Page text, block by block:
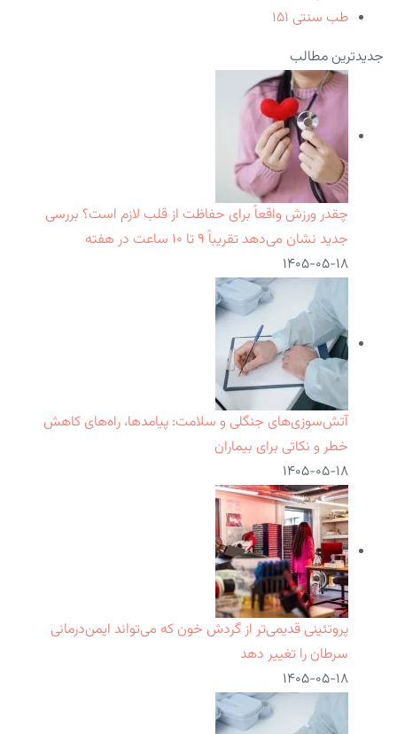
طب سنتی ۱۵۱
جدیدترین مطالب
چقدر ورزش واقعاً برای حفاظت از قلب لازم است؟ بررسی
جدید نشان می‌دهد تقریباً ۹ تا ۱۰ ساعت در هفته
۱۴۰۵-۰۵-۱۸
آتش‌سوزی‌های جنگلی و سلامت: پیامدها، راه‌های کاهش
خطر و نکاتی برای بیماران
۱۴۰۵-۰۵-۱۸
پروتئینی قدیمی‌تر از گردش خون که می‌تواند ایمن‌درمانی
سرطان را تغییر دهد
۱۴۰۵-۰۵-۱۸